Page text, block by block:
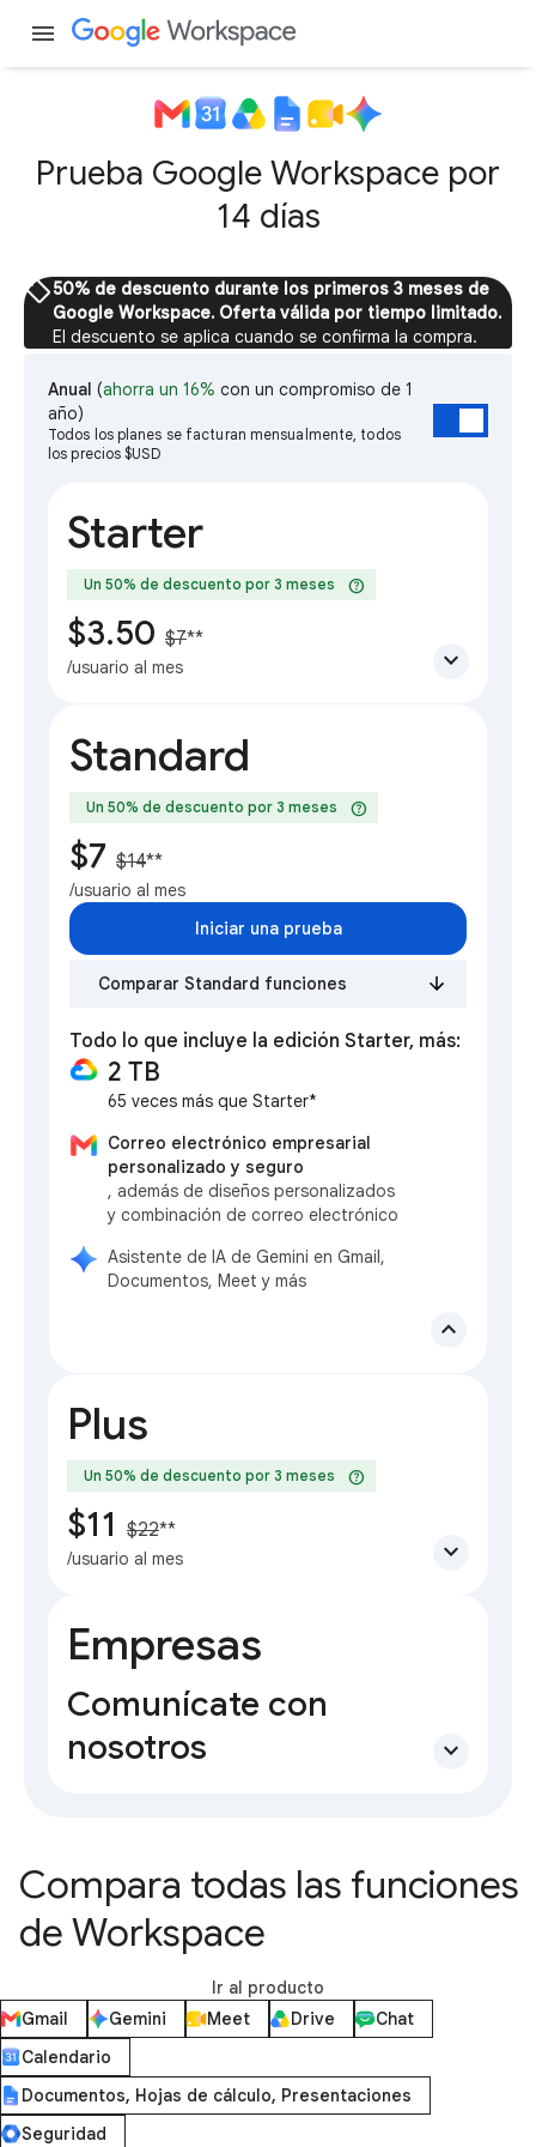
menu
Prueba Google Workspace por
14 días
sell50% de descuento durante los primeros 3 meses de
Google Workspace. Oferta válida por tiempo limitado.
El descuento se aplica cuando se confirma la compra.
Anual (ahorra un 16% con un compromiso de 1
año)
Todos los planes se facturan mensualmente, todos
los precios $USD
Starter
Un 50% de descuento por 3 meses help
$3.50 $7**
/usuario al mes expand_more
Standard
Un 50% de descuento por 3 meses help
$7 $14**
/usuario al mes
Iniciar una prueba
Comparar Standard funciones
Todo lo que incluye la edición Starter, más:
2 TB
65 veces más que Starter*
Correo electrónico empresarial
personalizado y seguro
, además de diseños personalizados
y combinación de correo electrónico
Asistente de IA de Gemini en Gmail,
Documentos, Meet y más
expand_less
Plus
Un 50% de descuento por 3 meses help
$11 $22**
/usuario al mes expand_more
Empresas
Comunícate con
nosotros
expand_more
Compara todas las funciones
de Workspace
Ir al producto
Gmail
Gemini Meet Drive
Chat
Calendario
Documentos, Hojas de cálculo, Presentaciones
Seguridad